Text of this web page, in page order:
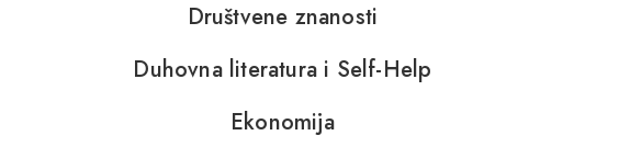
Društvene znanosti
Duhovna literatura i Self-Help
Ekonomija